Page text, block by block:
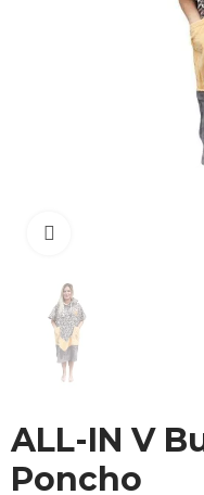
Cliquez pour
ALL-IN V
Poncho